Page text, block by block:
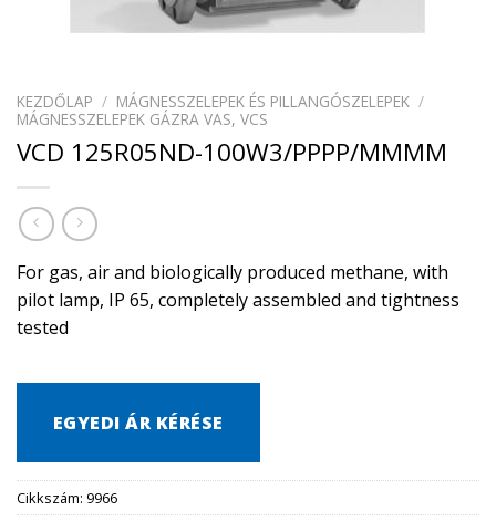
KEZDŐLAP / MÁGNESSZELEPEK ÉS PILLANGÓSZELEPEK /
MÁGNESSZELEPEK GÁZRA VAS, VCS
VCD 125R05ND-100W3/PPPP/MMMM
For gas, air and biologically produced methane, with
pilot lamp, IP 65, completely assembled and tightness
tested
EGYEDI ÁR KÉRÉSE
Cikkszám: 9966